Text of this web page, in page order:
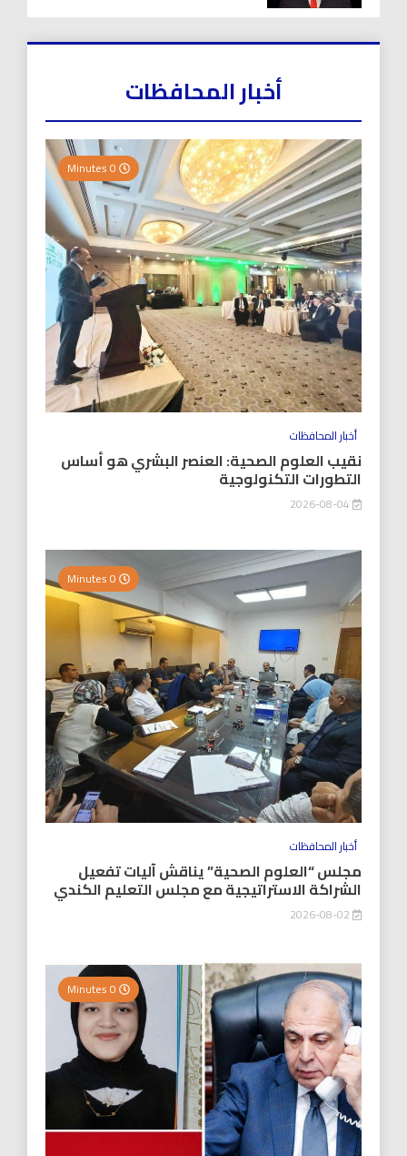
أخبار المحافظات
أخبار المحافظات
نقيب العلوم الصحية: العنصر البشري هو أساس
التطورات التكنولوجية
أخبار المحافظات
مجلس “العلوم الصحية” يناقش آليات تفعيل
الشراكة الاستراتيجية مع مجلس التعليم الكندي